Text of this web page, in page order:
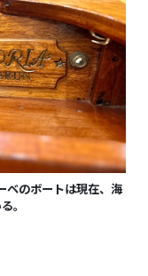
ベのボートは現在、海
。